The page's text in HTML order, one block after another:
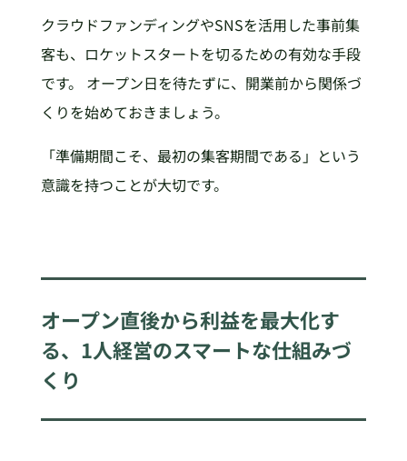
クラウドファンディングやSNSを活用した事前集
客も、ロケットスタートを切るための有効な手段
です。 オープン日を待たずに、開業前から関係づ
くりを始めておきましょう。
「準備期間こそ、最初の集客期間である」という
意識を持つことが大切です。
オープン直後から利益を最大化す
る、1人経営のスマートな仕組みづ
くり